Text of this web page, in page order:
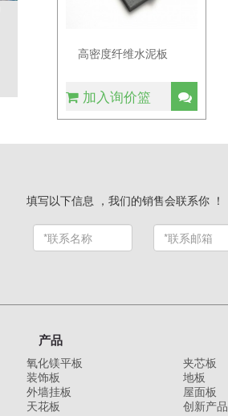
高密度纤维水泥板
加入询价篮
填写以下信息 ，我们的销售会联系你 ！
产品
氧化镁平板
装饰板
外墙挂板
天花板
夹芯板
地板
屋面板
创新产品